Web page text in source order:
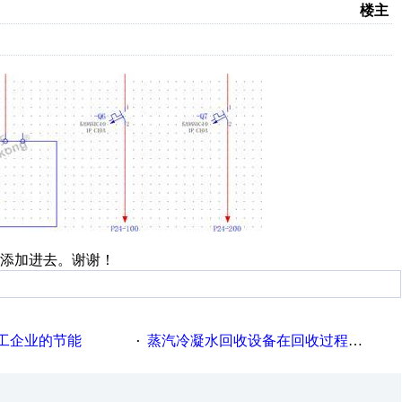
楼主
加进去。谢谢！
企业的节能 · 蒸汽冷凝水回收设备在回收过程中的运行要点